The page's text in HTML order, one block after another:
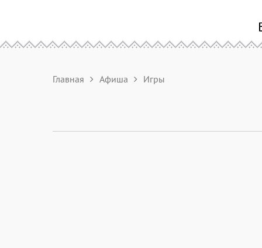
Главная Афиша Игры